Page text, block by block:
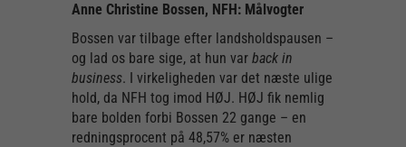
Anne Christine Bossen, NFH: Målvogter
Bossen var tilbage efter landsholdspausen –
og lad os bare sige, at hun var back in
business. I virkeligheden var det næste ulige
hold, da NFH tog imod HØJ. HØJ fik nemlig
bare bolden forbi Bossen 22 gange – en
redningsprocent på 48,57% er næsten